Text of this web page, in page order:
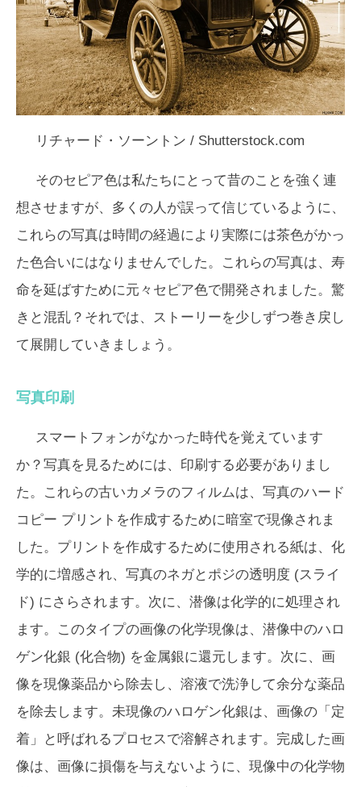
リチャード・ソーントン / Shutterstock.com
そのセピア色は私たちにとって昔のことを強く連
想させますが、多くの人が誤って信じているように、
これらの写真は時間の経過により実際には茶色がかっ
た色合いにはなりませんでした。これらの写真は、寿
命を延ばすために元々セピア色で開発されました。驚
きと混乱？それでは、ストーリーを少しずつ巻き戻し
て展開していきましょう。
写真印刷
スマートフォンがなかった時代を覚えています
か？写真を見るためには、印刷する必要がありまし
た。これらの古いカメラのフィルムは、写真のハード
コピー プリントを作成するために暗室で現像されま
した。プリントを作成するために使用される紙は、化
学的に増感され、写真のネガとポジの透明度 (スライ
ド) にさらされます。次に、潜像は化学的に処理され
ます。このタイプの画像の化学現像は、潜像中のハロ
ゲン化銀 (化合物) を金属銀に還元します。次に、画
像を現像薬品から除去し、溶液で洗浄して余分な薬品
を除去します。未現像のハロゲン化銀は、画像の「定
着」と呼ばれるプロセスで溶解されます。完成した画
像は、画像に損傷を与えないように、現像中の化学物